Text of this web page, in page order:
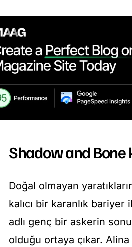
Shadow and Bone
Doğal olmayan
kalıcı bir karanlık
adlı genç bir askerin
olduğu ortaya çıkar.